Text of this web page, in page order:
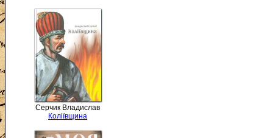
Серчик Владислав
Коліївщина